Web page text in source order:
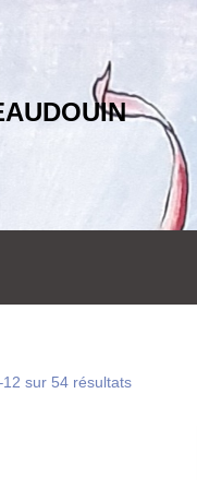
sur 54 résultats